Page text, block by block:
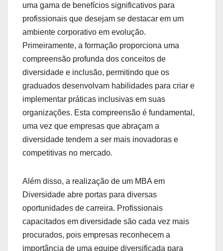
uma gama de benefícios significativos para
profissionais que desejam se destacar em um
ambiente corporativo em evolução.
Primeiramente, a formação proporciona uma
compreensão profunda dos conceitos de
diversidade e inclusão, permitindo que os
graduados desenvolvam habilidades para criar e
implementar práticas inclusivas em suas
organizações. Esta compreensão é fundamental,
uma vez que empresas que abraçam a
diversidade tendem a ser mais inovadoras e
competitivas no mercado.
Além disso, a realização de um MBA em
Diversidade abre portas para diversas
oportunidades de carreira. Profissionais
capacitados em diversidade são cada vez mais
procurados, pois empresas reconhecem a
importância de uma equipe diversificada para